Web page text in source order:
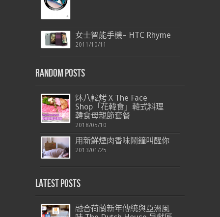
女士智能手機– HTC Rhyme
2011/10/11
Random Posts
炑八韓烤 X The Face
Shop「花韓食」韓式料理
韓食母親節套餐
2018/05/10
用新鮮煙肉香味鬧鐘叫醒你
2013/01/25
Latest Posts
融合荷蘭新年傳統與亞洲風